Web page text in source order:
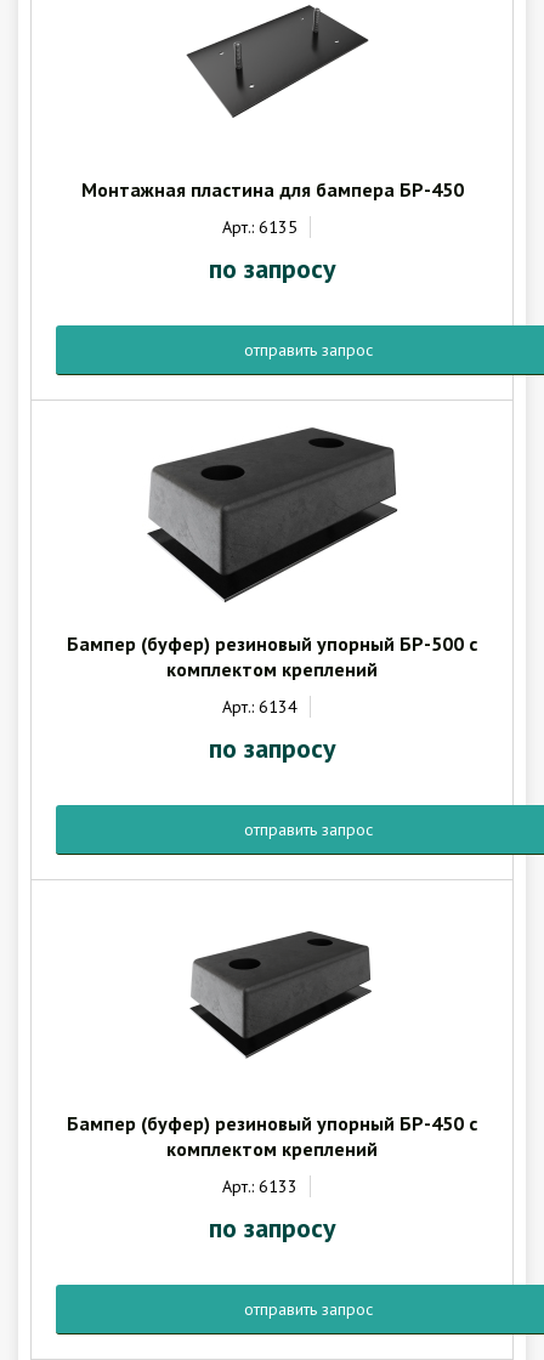
Монтажная пластина для бампера БР-450
Арт.: 6135
по запросу
отправить запрос
Бампер (буфер) резиновый упорный БР-500 с
комплектом креплений
Арт.: 6134
по запросу
отправить запрос
Бампер (буфер) резиновый упорный БР-450 с
комплектом креплений
Арт.: 6133
по запросу
отправить запрос